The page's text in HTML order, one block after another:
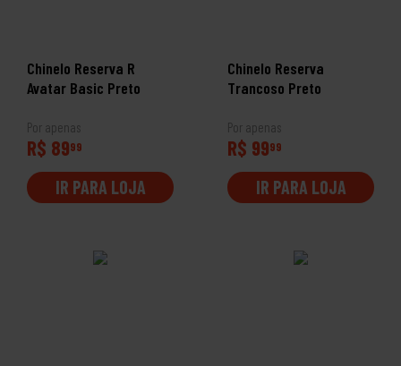
Chinelo Reserva R
Avatar Basic Preto
Por apenas
R$ 8999
IR PARA LOJA
Chinelo Reserva
Trancoso Preto
Por apenas
R$ 9999
IR PARA LOJA